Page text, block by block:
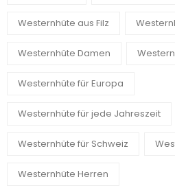
Westernhüte aus Filz
Westernhüte Damen
Westernhüte für Europa
Westernhüte für jede Jahreszeit
Westernhüte für Schweiz
Westernhüte Herren